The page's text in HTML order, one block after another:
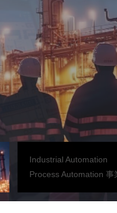
界へ 。
事業
保守技術
術を提供
業